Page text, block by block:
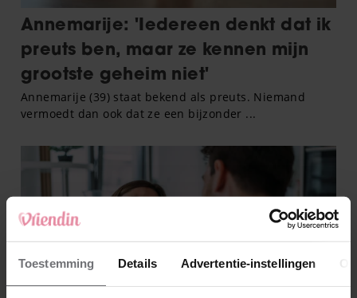
Toestemming Details Advertentie-instellingen